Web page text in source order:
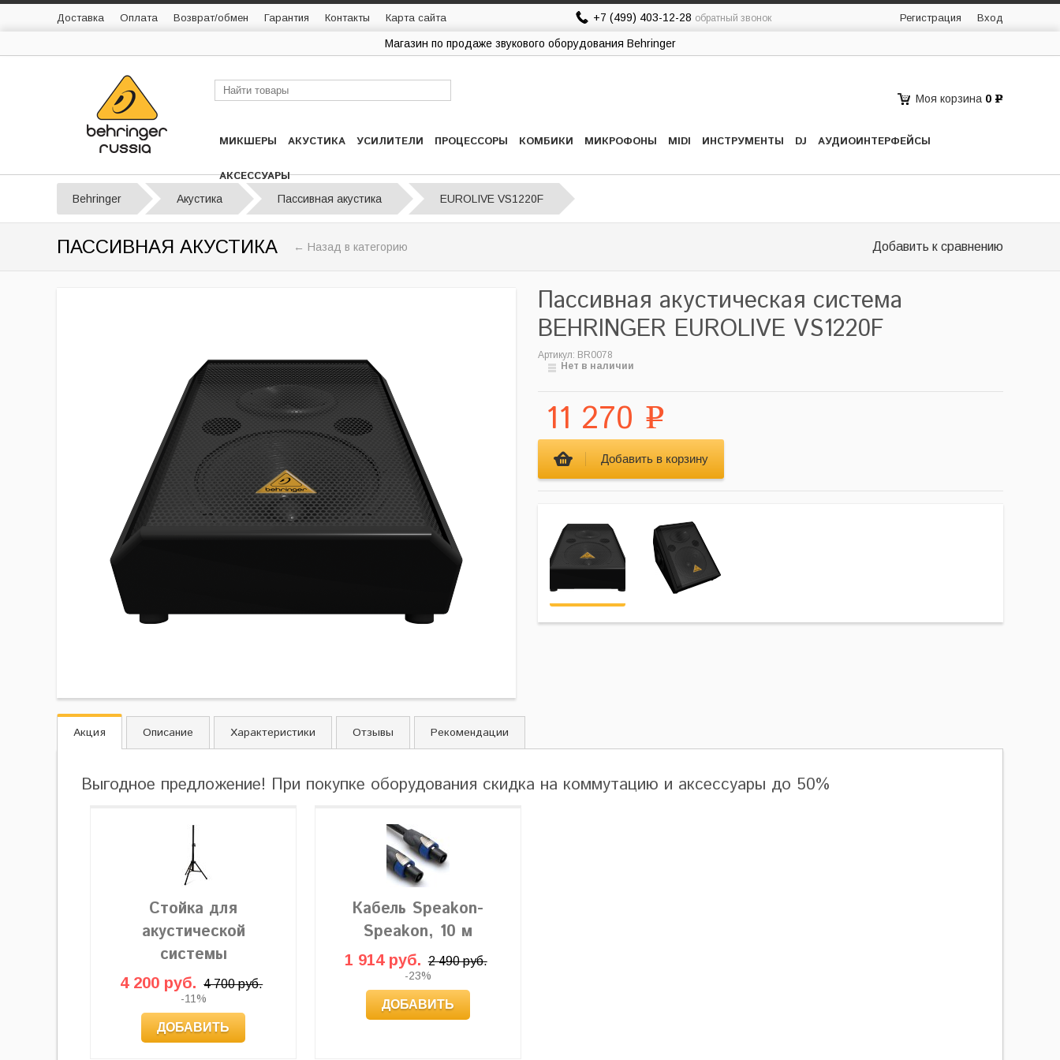
Доставка Оплата Возврат/обмен Гарантия Контакты Карта сайта +7 (499) 403-12-28 обратный звонок Регистрация Вход
Магазин по продаже звукового оборудования Behringer
МИКШЕРЫ АКУСТИКА УСИЛИТЕЛИ ПРОЦЕССОРЫ КОМБИКИ МИКРОФОНЫ MIDI ИНСТРУМЕНТЫ DJ АУДИОИНТЕРФЕЙСЫ
АКСЕССУАРЫ
Моя корзина 0 Р
Behringer Акустика Пассивная акустика EUROLIVE VS1220F
ПАССИВНАЯ АКУСТИКА ← Назад в категорию Добавить к сравнению
Пассивная акустическая система
BEHRINGER EUROLIVE VS1220F
Артикул: BR0078
Нет в наличии
11 270 Р
Акция Описание Характеристики Отзывы Рекомендации
Выгодное предложение! При покупке оборудования скидка на коммутацию и аксессуары до 50%
Стойка для
акустической
системы
4 200 руб. 4 700 руб.
-11%
ДОБАВИТЬ
Кабель Speakon-
Speakon, 10 м
1 914 руб. 2 490 руб.
-23%
ДОБАВИТЬ